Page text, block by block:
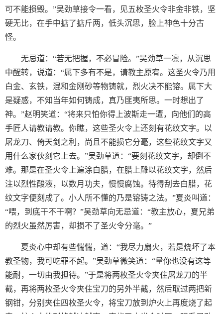
可不能损毁。”吴劲草接令一看，见五枚圣火令非金非铁，坚
硬无比，在手中掂了掂斤两，低头沉思，脸上神色十分古
怪。
无忌道：“若无把握，不必冒险。”吴劲草一凛，从沉思
中醒转，说道：“属下多有不是，请教主原宥。这圣火令乃用
白金、玄铁，混和金刚砂等物铸就，烈火决不能镕。属下大
是疑惑，不知当年如何铸成，真乃匪夷所思。一时想出了
神。”赵明笑道：“将来只怕你得上波斯走一遭，向他们的高
手匠人请教请教。你瞧，这些圣火令上还刻有花纹文字。以
屠龙刀、倚天剑之利，尚且不能损它分毫，这些花纹文字又
用什么家伙刻它上去。”吴劲草道：“要刻花纹文字，却倒不
难。那是在圣火令上遍涂白腊，在腊上雕以花纹文字，然后
注以烈性酸液，以数月功夫，慢慢腐蚀。待得刮去白腊，花
纹文字便刻成了。小人所不懂的乃是镕铸之法。”夏炎叫道：
“喂，到底干不干啊？”吴劲草向无忌道：“教主放心，夏兄弟
的烈火虽然厉害，却损不了圣火令分毫。”
夏炎心中却有些惴惴，道：“我尽力扇火，若是烧坏了本
教圣物，我可吃罪不起。”吴劲草微笑道：“量你也没有这等
能耐，一切由我担待。”于是将两枚圣火令夹住屠龙刀的半
截，再将两枚圣火令夹住宝刀的另外半截，然后取过两把新
钢钳，分别夹住四枚圣火令，将宝刀放到炉火上再度烧了起